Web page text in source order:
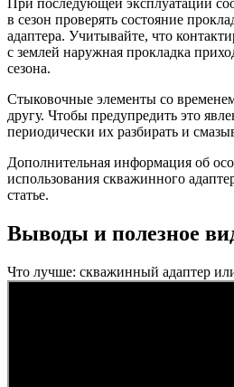
При последующей эксплуатации
в сезон проверять состояние
адаптера. Учитывайте, что
с землей наружная прокладка
сезона.
Стыковочные элементы со
другу. Чтобы предупредить это
периодически их разбирать и
Дополнительная информация об
использования скважинного
статье.
Выводы и полезное
Что лучше: скважинный адаптер